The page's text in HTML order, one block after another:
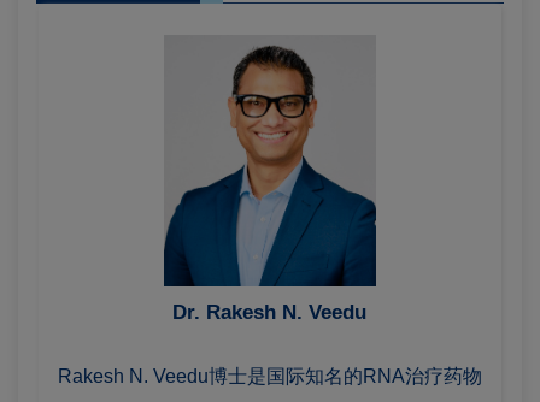
Dr. Rakesh N. Veedu
Rakesh N. Veedu博士是国际知名的RNA治疗药物